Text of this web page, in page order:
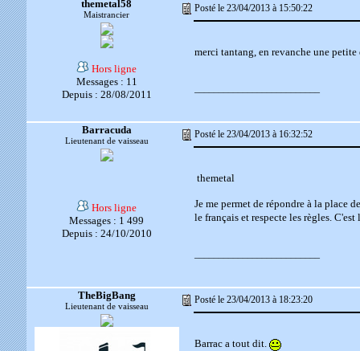
themetal58
Maistrancier
Posté le 23/04/2013 à 15:50:22
Hors ligne
Messages : 11
Depuis : 28/08/2011
merci tantang, en revanche une
Barracuda
Lieutenant de vaisseau
Posté le 23/04/2013 à 16:32:52
Hors ligne
Messages : 1 499
Depuis : 24/10/2010
themetal
Je me permet de répondre à la place
le français et respecte les règles.
TheBigBang
Lieutenant de vaisseau
Posté le 23/04/2013 à 18:23:20
Barrac a tout dit.